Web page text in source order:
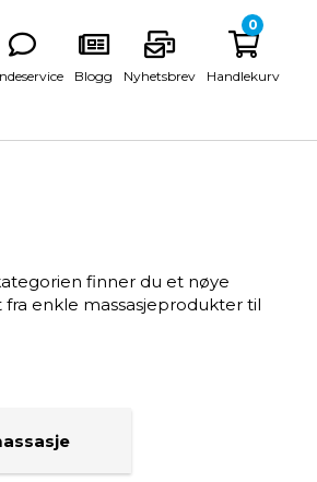
Blogg Nyhetsbrev Handlekurv
0
finner du et nøye
enkle massasjeprodukter til